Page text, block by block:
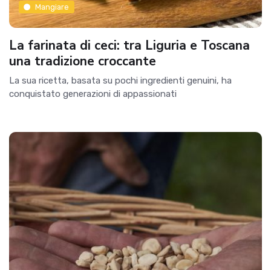
Mangiare
La farinata di ceci: tra Liguria e Toscana
una tradizione croccante
La sua ricetta, basata su pochi ingredienti genuini, ha
conquistato generazioni di appassionati